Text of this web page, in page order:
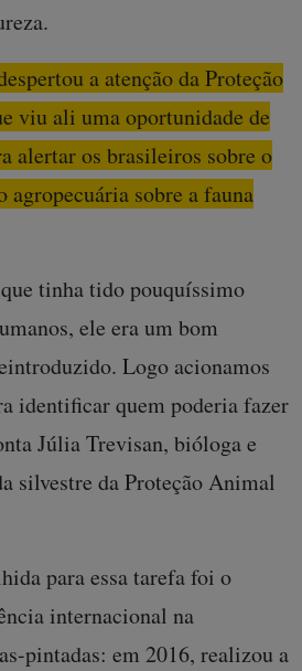
a atenção da Proteção
viu ali uma oportunidade de
alertar os brasileiros sobre o
agropecuária sobre a fauna
tinha tido pouquíssimo
ele era um bom
Logo acionamos
identificar quem poderia fazer
Júlia Trevisan, bióloga e
silvestre da Proteção Animal
para essa tarefa foi o
internacional na
pintadas: em 2016, realizou a